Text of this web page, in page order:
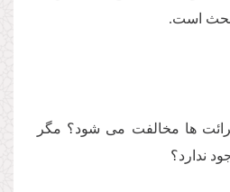
بحث است.
ها مخالفت مى شود؟ مگر
ندارد؟